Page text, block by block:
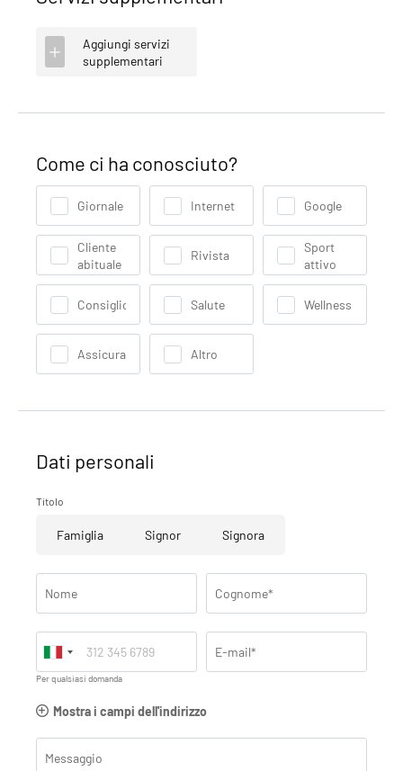
Aggiungi servizi
supplementari
Come ci ha conosciuto?
Giornale Internet Google
Cliente
abituale
Rivista
Sport
attivo
Consiglio Salute Wellness
Assicurazione Altro
Dati personali
Titolo
Famiglia Signor Signora
Nome Cognome*
Per qualsiasi domanda
E-mail*
Mostra i campi dell'indirizzo
Messaggio